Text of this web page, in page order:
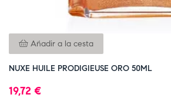
Añadir a la cesta
NUXE HUILE PRODIGIEUSE ORO 50ML
19,72 €